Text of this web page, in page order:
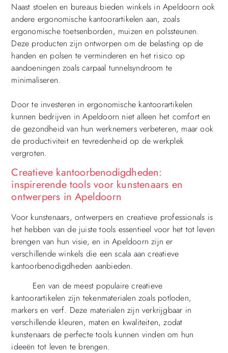
Naast stoelen en bureaus bieden winkels in Apeldoorn ook
andere ergonomische kantoorartikelen aan, zoals
ergonomische toetsenborden, muizen en polssteunen.
Deze producten zijn ontworpen om de belasting op de
handen en polsen te verminderen en het risico op
aandoeningen zoals carpaal tunnelsyndroom te
minimaliseren.
Door te investeren in ergonomische kantoorartikelen
kunnen bedrijven in Apeldoorn niet alleen het comfort en
de gezondheid van hun werknemers verbeteren, maar ook
de productiviteit en tevredenheid op de werkplek
vergroten.
Creatieve kantoorbenodigdheden:
inspirerende tools voor kunstenaars en
ontwerpers in Apeldoorn
Voor kunstenaars, ontwerpers en creatieve professionals is
het hebben van de juiste tools essentieel voor het tot leven
brengen van hun visie, en in Apeldoorn zijn er
verschillende winkels die een scala aan creatieve
kantoorbenodigdheden aanbieden.
Een van de meest populaire creatieve
kantoorartikelen zijn tekenmaterialen zoals potloden,
markers en verf. Deze materialen zijn verkrijgbaar in
verschillende kleuren, maten en kwaliteiten, zodat
kunstenaars de perfecte tools kunnen vinden om hun
ideeën tot leven te brengen.